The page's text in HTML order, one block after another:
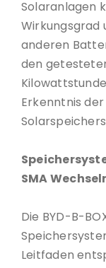
Solaranlagen
Wirkungsgrad
anderen
den
Erkenntnis
SMA
Die BYD-B-
Leitfaden